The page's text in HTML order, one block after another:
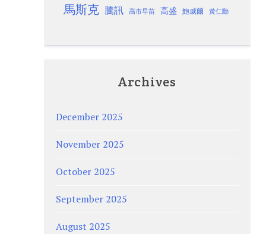
馬斯克 騰訊 高市早苗 高盛 鮑威爾 黃仁勳
Archives
December 2025
November 2025
October 2025
September 2025
August 2025